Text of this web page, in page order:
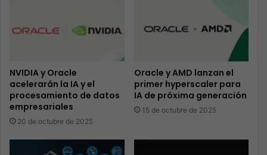
NVIDIA y Oracle
acelerarán la IA y el
procesamiento de datos
empresariales
20 de octubre de 2025
Oracle y AMD lanzan el
primer hyperscaler para
IA de próxima generación
15 de octubre de 2025